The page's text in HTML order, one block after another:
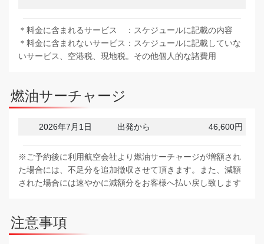
＊料金に含まれるサービス ：スケジュールに記載の内容
＊料金に含まれないサービス：スケジュールに記載していな
いサービス、空港税、現地税。その他個人的な諸費用
燃油サーチャージ
2026年7月1日 出発から 46,600円
※ご予約後に利用航空会社より燃油サーチャージが増額され
た場合には、不足分を追加徴収させて頂きます。また、減額
された場合には速やかに減額分をお客様へ払い戻し致します
注意事項